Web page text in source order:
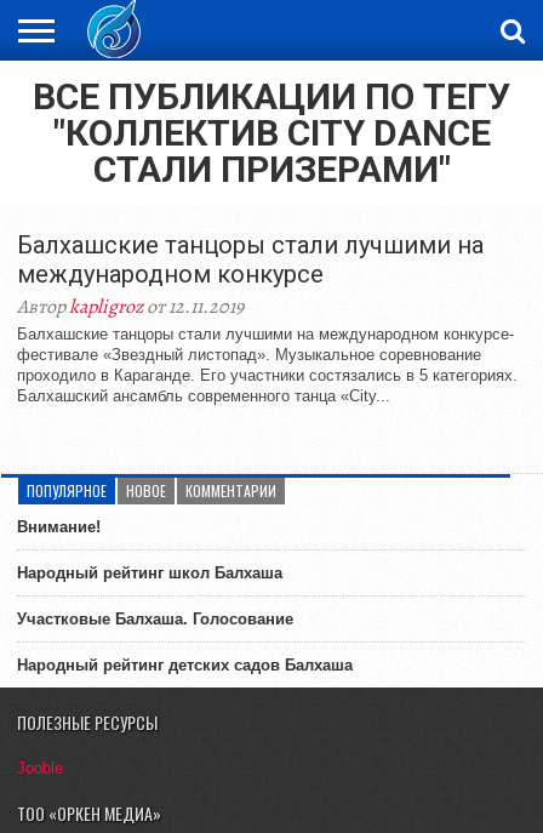
ЖАҢАЛЫҚТАР
НОВОСТИ
ВИДЕО
ФОТОРЕПОРТАЖИ
ОРКЕН
LIVETV
ВСЕ ПУБЛИКАЦИИ ПО ТЕГУ
"КОЛЛЕКТИВ CITY DANCE
СТАЛИ ПРИЗЕРАМИ"
Балхашские танцоры стали лучшими на
международном конкурсе
Авторkapligrozот 12.11.2019
Балхашские танцоры стали лучшими на международном конкурсе-
фестивале «Звездный листопад». Музыкальное соревнование
проходило в Караганде. Его участники состязались в 5 категориях.
Балхашский ансамбль современного танца «City...
ПОПУЛЯРНОЕ НОВОЕ КОММЕНТАРИИ
Внимание!
Народный рейтинг школ Балхаша
Участковые Балхаша. Голосование
Народный рейтинг детских садов Балхаша
ПОЛЕЗНЫЕ РЕСУРСЫ
Jooble
ТОО «ОРКЕН МЕДИА»